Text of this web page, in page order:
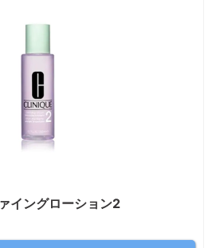
イングローション2